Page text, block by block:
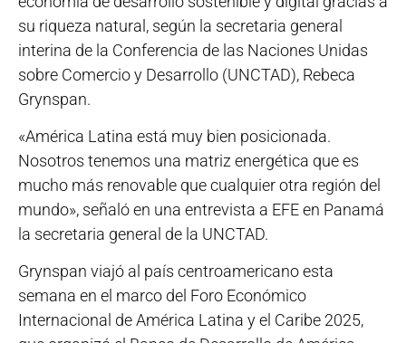
su riqueza natural, según la secretaria general
interina de la Conferencia de las Naciones Unidas
sobre Comercio y Desarrollo (UNCTAD), Rebeca
Grynspan.
«América Latina está muy bien posicionada.
Nosotros tenemos una matriz energética que es
mucho más renovable que cualquier otra región del
mundo», señaló en una entrevista a EFE en Panamá
la secretaria general de la UNCTAD.
Grynspan viajó al país centroamericano esta
semana en el marco del Foro Económico
Internacional de América Latina y el Caribe 2025,